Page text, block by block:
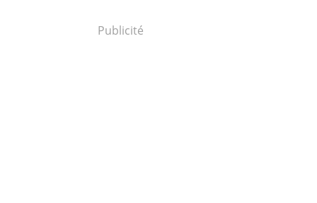
Publicité